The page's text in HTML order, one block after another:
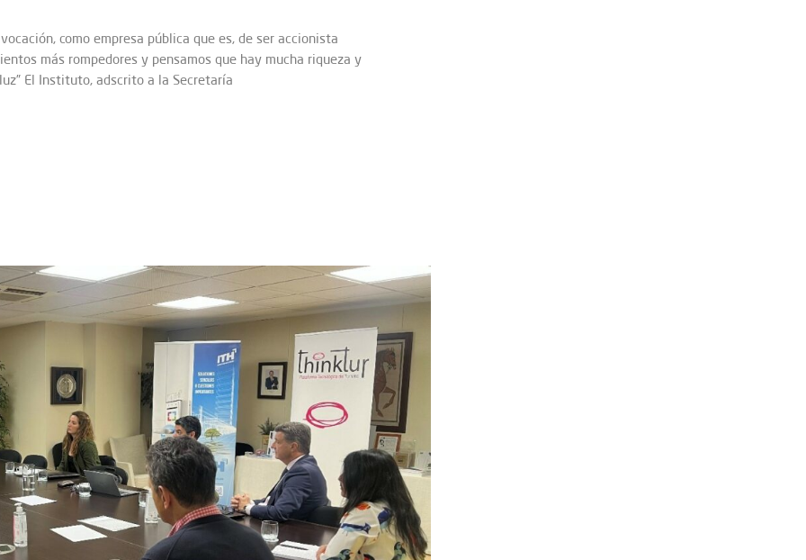
como empresa pública que es, de ser accionista
más rompedores y pensamos que hay mucha riqueza y
El Instituto, adscrito a la Secretaría